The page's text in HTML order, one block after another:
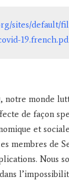
sites/default/
notre monde
de façon
et
membres de
Nous